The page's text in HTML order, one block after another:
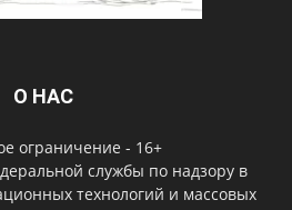
О НАС
ограничение - 16+
службы по надзору в
технологий и массовых